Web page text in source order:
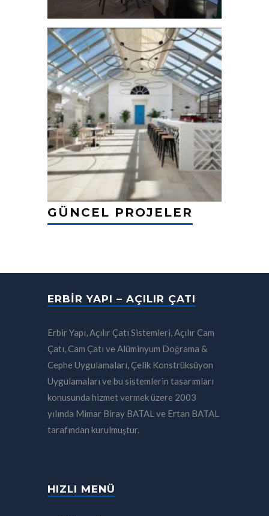
GÜNCEL PROJELER
ERBIR YAPI – AÇILIR ÇATI
Erbir Yapı, Açılır Çatı Sistemleri, Açılır Cam
Çatı, Cam Çatı ve Alüminyum Doğrama &
Cephe Uygulamaları, Çelik Konstrüksüyon
Uygulamaları ve bu sistemlerin tasarımları
konusunda hizmet vermek üzere 2003
yılında Mimar Biray BATAL ve Ertan BATAL
tarafından kurulmuştur.
HIZLI MENÜ